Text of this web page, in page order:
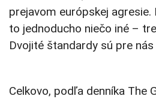
prejavom európskej
to jednoducho niečo iné –
Dvojité štandardy sú pre
Celkovo, podľa denníka The